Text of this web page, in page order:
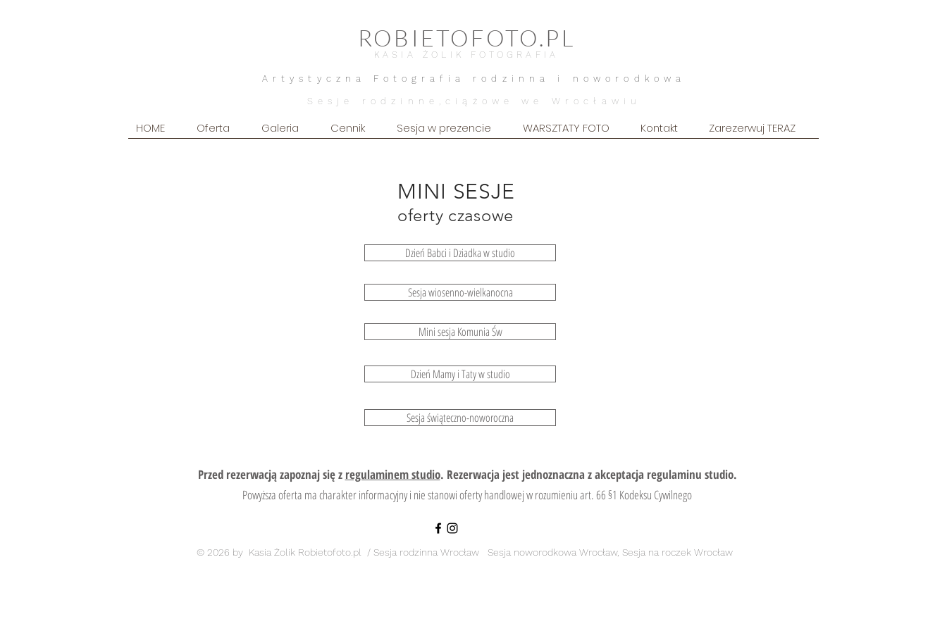
ROBIETOFOTO.PL
KASIA ŻOLIK FOTOGRAFIA
Artystyczna Fotografia rodzinna i noworodkowa
Sesje rodzinne,ciążowe we Wrocławiu
HOME Oferta Galeria Cennik Sesja w prezencie WARSZTATY FOTO Kontakt Zarezerwuj TERAZ
MINI SESJE
oferty czasowe
Dzień Babci i Dziadka w studio
Sesja wiosenno-wielkanocna
Mini sesja Komunia Św
Dzień Mamy i Taty w studio
Sesja świąteczno-noworoczna
Przed rezerwacją zapoznaj się z regulaminem studio. Rezerwacja jest jednoznaczna z akceptacja regulaminu studio.
Powyższa oferta ma charakter informacyjny i nie stanowi oferty handlowej w rozumieniu art. 66 §1 Kodeksu Cywilnego
© 2026 by Kasia Żolik Robietofoto.pl / Sesja rodzinna Wrocław Sesja noworodkowa Wrocław, Sesja na roczek Wrocław